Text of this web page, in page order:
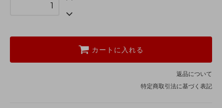
カートに入れる
返品について
特定商取引法に基づく表記